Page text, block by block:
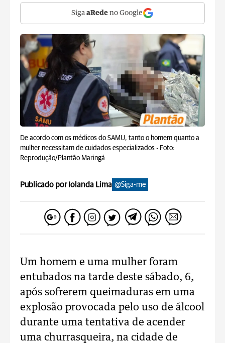
Siga aRede no Google
De acordo com os médicos do SAMU, tanto o homem quanto a
mulher necessitam de cuidados especializados - Foto:
Reprodução/Plantão Maringá
Publicado por Iolanda Lima @Siga-me
Um homem e uma mulher foram
entubados na tarde deste sábado, 6,
após sofrerem queimaduras em uma
explosão provocada pelo uso de álcool
durante uma tentativa de acender
uma churrasqueira, na cidade de